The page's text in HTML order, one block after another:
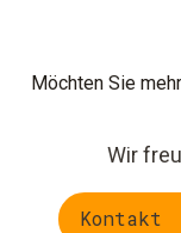
Möchten Sie
Wir
Kontakt